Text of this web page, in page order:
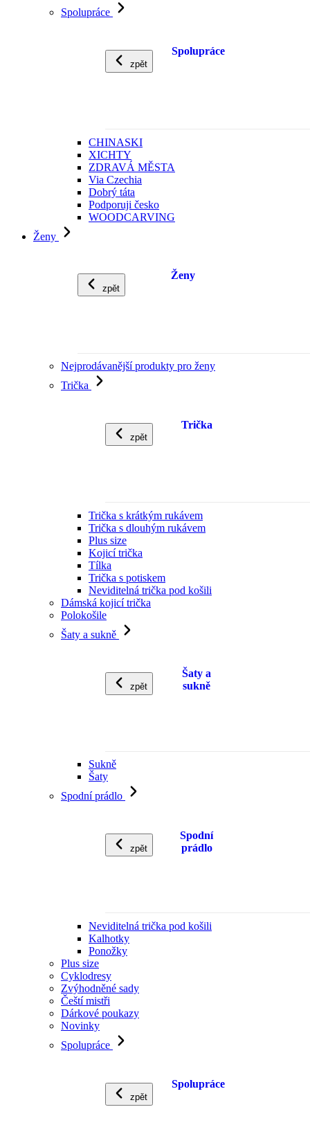
Spolupráce
zpět
Spolupráce
CHINASKI
XICHTY
ZDRAVÁ MĚSTA
Via Czechia
Dobrý táta
Podporuji česko
WOODCARVING
Ženy
zpět
Ženy
Nejprodávanější produkty pro ženy
Trička
zpět
Trička
Trička s krátkým rukávem
Trička s dlouhým rukávem
Plus size
Kojicí trička
Tílka
Trička s potiskem
Neviditelná trička pod košili
Dámská kojicí trička
Polokošile
Šaty a sukně
zpět
Šaty a
sukně
Sukně
Šaty
Spodní prádlo
zpět
Spodní
prádlo
Neviditelná trička pod košili
Kalhotky
Ponožky
Plus size
Cyklodresy
Zvýhodněné sady
Čeští mistři
Dárkové poukazy
Novinky
Spolupráce
zpět
Spolupráce